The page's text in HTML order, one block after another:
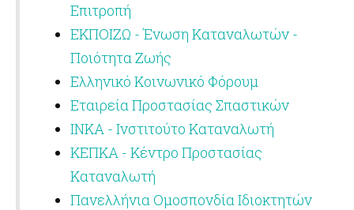
Επιτροπή
ΕΚΠΟΙΖΩ - Ένωση Καταναλωτών -
Ποιότητα Ζωής
Ελληνικό Κοινωνικό Φόρουμ
Εταιρεία Προστασίας Σπαστικών
ΙΝΚΑ - Ινστιτούτο Καταναλωτή
ΚΕΠΚΑ - Κέντρο Προστασίας
Καταναλωτή
Πανελλήνια Ομοσπονδία Ιδιοκτητών